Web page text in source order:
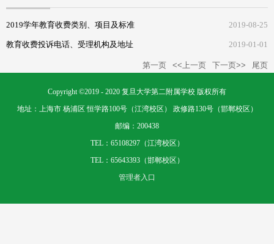
2019学年教育收费类别、项目及标准 2019-08-25
教育收费投诉电话、受理机构及地址 2019-01-01
第一页 <<上一页 下一页>> 尾页
Copyright ©2019 - 2020 复旦大学第二附属学校 版权所有
地址：上海市 杨浦区 恒学路100号（江湾校区） 政修路130号（邯郸校区）
邮编：200438
TEL：65108297（江湾校区）
TEL：65643393（邯郸校区）
管理者入口